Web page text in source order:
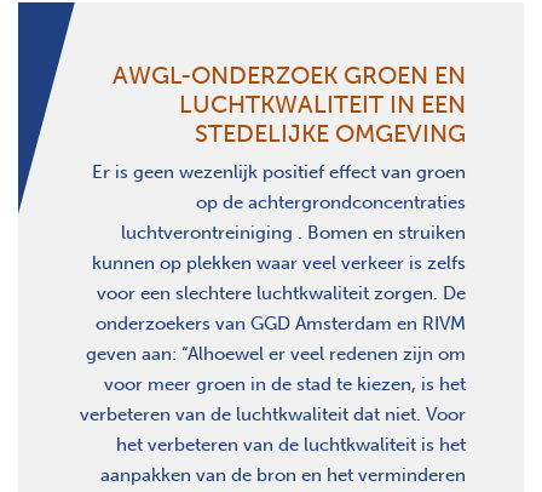
AWGL-ONDERZOEK GROEN EN
LUCHTKWALITEIT IN EEN
STEDELIJKE OMGEVING
Er is geen wezenlijk positief effect van groen
op de achtergrondconcentraties
luchtverontreiniging . Bomen en struiken
kunnen op plekken waar veel verkeer is zelfs
voor een slechtere luchtkwaliteit zorgen. De
onderzoekers van GGD Amsterdam en RIVM
geven aan: “Alhoewel er veel redenen zijn om
voor meer groen in de stad te kiezen, is het
verbeteren van de luchtkwaliteit dat niet. Voor
het verbeteren van de luchtkwaliteit is het
aanpakken van de bron en het verminderen